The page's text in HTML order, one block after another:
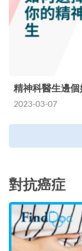
精神科醫生邊
2023-03-07
對抗癌症